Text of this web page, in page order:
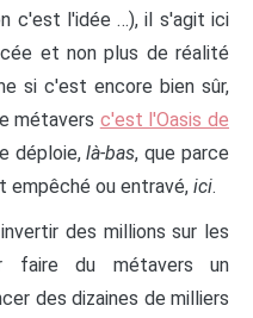
c'est l'idée …), il s'agit ici
et non plus de réalité
si c'est encore bien sûr,
métavers c'est l'Oasis de
déploie,là-bas, que parce
empêché ou entravé, ici.
des millions sur les
faire du métavers un
des dizaines de milliers